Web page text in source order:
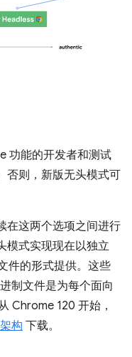
功能的开发者和测试
否则，新版无头模式可
在这两个选项之间进行
模式实现现在以独立
件的形式提供。这些
制文件是为每个面向
Chrome 120 开始，
构 下载。